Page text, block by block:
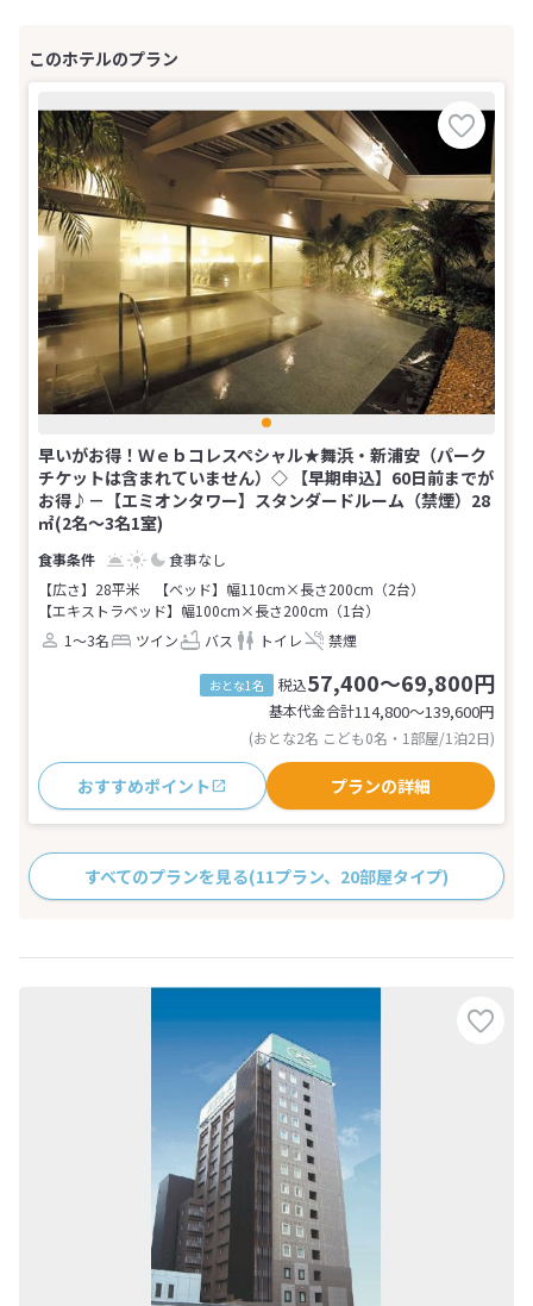
早いがお得！Ｗｅｂコレスペシャル★舞浜・新浦安（パーク
チケットは含まれていません）◇ 【早期申込】60日前までが
お得♪－【エミオンタワー】スタンダードルーム（禁煙）28
㎡(2名～3名1室)
食事なし
【広さ】28平米
【ベッド】幅110cm×長さ200cm（2台）
【エキストラベッド】幅100cm×長さ200cm（1台）
1～3名
ツイン バス トイレ 禁煙
おとな1名 税込57,400～69,800円
基本代金合計114,800〜139,600円
(おとな2名 こども0名・1部屋/1泊2日)
おすすめポイント プランの詳細
すべてのプランを見る(11プラン、20部屋タイプ)